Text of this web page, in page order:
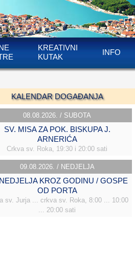
KREATIVNI
KUTAK
INFO
KALENDAR DOGAĐANJA
08.08.2026. / SUBOTA
SV. MISA ZA POK. BISKUPA J.
ARNERIĆA
Crkva sv. Roka, 19:30 i 20:00 sati
09.08.2026. / NEDJELJA
KROZ GODINU / GOSPE
OD PORTA
sv. Jurja ... crkva sv. Roka, 8:00 ... 10:00
... 20:00 sati